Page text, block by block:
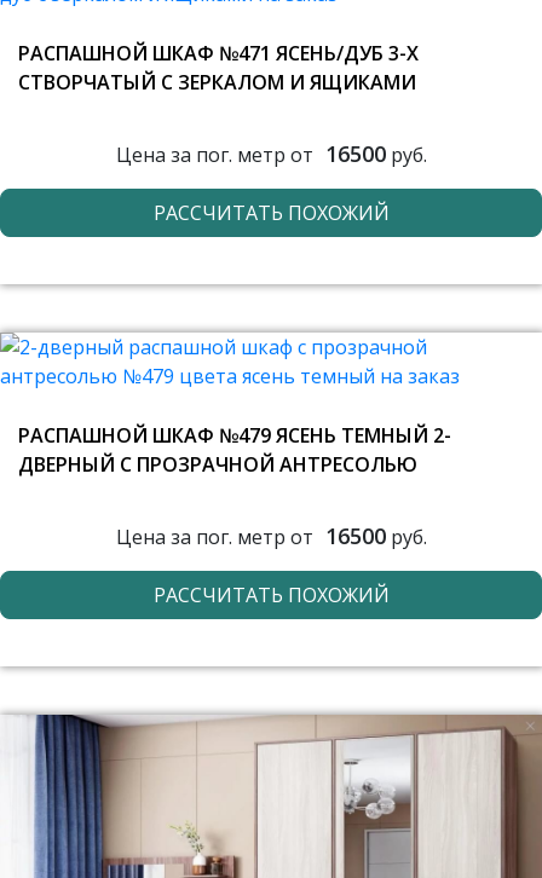
РАСПАШНОЙ ШКАФ №471 ЯСЕНЬ/ДУБ 3-Х
СТВОРЧАТЫЙ С ЗЕРКАЛОМ И ЯЩИКАМИ
Цена за пог. метр от 16500руб.
РАССЧИТАТЬ ПОХОЖИЙ
РАСПАШНОЙ ШКАФ №479 ЯСЕНЬ ТЕМНЫЙ 2-
ДВЕРНЫЙ С ПРОЗРАЧНОЙ АНТРЕСОЛЬЮ
Цена за пог. метр от 16500руб.
РАССЧИТАТЬ ПОХОЖИЙ